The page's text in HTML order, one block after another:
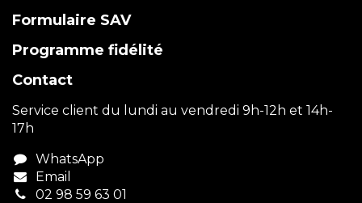
Formulaire SAV
Programme fidélité
Contact
Service client du lundi au vendredi 9h-12h et 14h-
17h
WhatsApp
Email
02 98 59 63 01